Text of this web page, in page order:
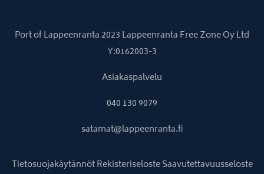
Port of Lappeenranta 2023 Lappeenranta Free Zone Oy Ltd
Y:0162003-3
Asiakaspalvelu
040 130 9079
satamat@lappeenranta.fi
TietosuojakäytännötRekisteriselosteSaavutettavuusseloste